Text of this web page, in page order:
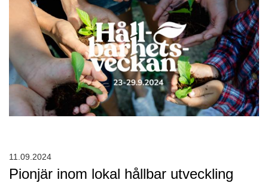
Pionjär inom lokal hållbar utveckling
11.09.2024